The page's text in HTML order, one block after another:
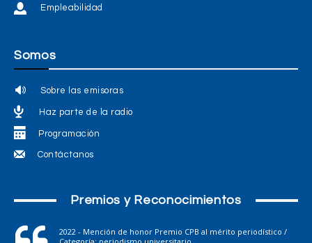
Empleabilidad
Somos
Sobre las emisoras
Haz parte de la radio
Programación
Contáctanos
Premios y Reconocimientos
2022 - Mención de honor Premio CPB al mérito periodístico /